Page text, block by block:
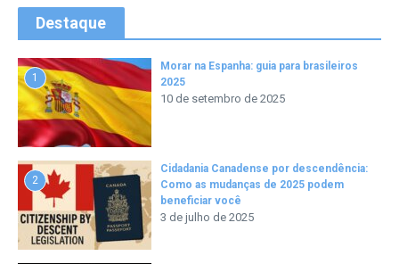
Destaque
1
Morar na Espanha: guia para brasileiros
2025
10 de setembro de 2025
2
Cidadania Canadense por descendência:
Como as mudanças de 2025 podem
beneficiar você
3 de julho de 2025